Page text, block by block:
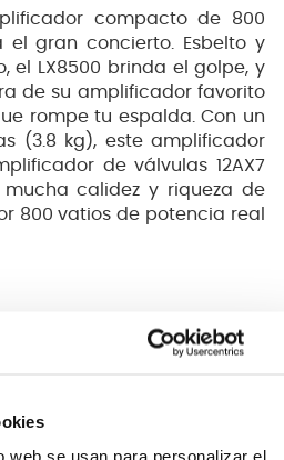
web se usan para personalizar el
compacto de 800
el gran concierto. Esbelto y
el LX8500 brinda el golpe, y
de su amplificador favorito
rompe tu espalda. Con un
(3.8 kg), este amplificador
de válvulas 12AX7
calidez y riqueza de
800 vatios de potencia real
el carácter del bajo tan
de filtro de medios